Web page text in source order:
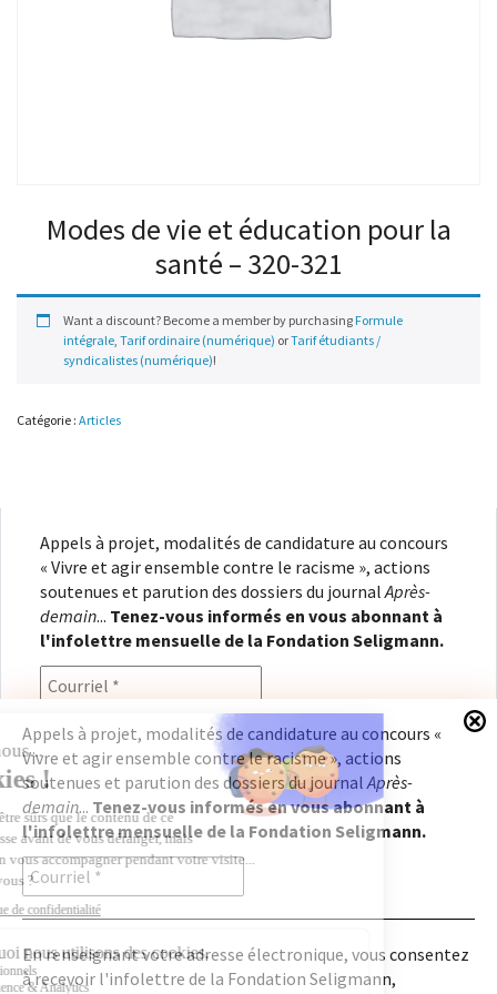
Modes de vie et éducation pour la
santé – 320-321
Want a discount? Become a member by purchasing Formule
intégrale, Tarif ordinaire (numérique) orTarif étudiants /
syndicalistes (numérique)!
Catégorie : Articles
Appels à projet, modalités de candidature au concours
« Vivre et agir ensemble contre le racisme », actions
soutenues et parution des dossiers du journalAprès-
demain... Tenez-vous informés en vous abonnant à
l'infolettre mensuelle de la Fondation Seligmann.
En renseignant votre adresse électronique, vous
consentez à recevoir l'infolettre de la Fondation
Seligmann, conformément à notrepolitique de
confidentialité. Il vous sera possible de vous
désabonner à tout moment.
Copyright © 2026Fondation Seligmann|Mentions légales|Crédits
Appels à projet, modalités de candidature au concours «
Vivre et agir ensemble contre le racisme », actions
soutenues et parution des dossiers du journalAprès-
demain... Tenez-vous informés en vous abonnant à
l'infolettre mensuelle de la Fondation Seligmann.
En renseignant votre adresse électronique, vous consentez
à recevoir l'infolettre de la Fondation Seligmann,